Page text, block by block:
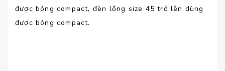
được bóng compact, đèn lồng size 45 trở lên dùng
được bóng compact.